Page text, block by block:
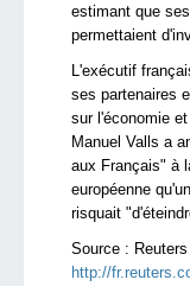
estimant que
permettaient
L'exécutif
ses partenaires
sur l'économie
Manuel Valls a
aux Français" à
européenne
risquait
Source :
http://